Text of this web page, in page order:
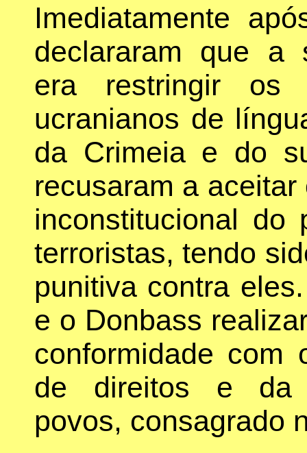
Imediatamente
declararam que a
era restringir os
ucranianos de
da Crimeia e do
recusaram a
inconstitucional do
terroristas, tendo
punitiva contra
e o Donbass
conformidade com
de direitos e da
povos, consagrado